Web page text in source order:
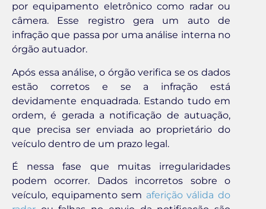
por equipamento eletrônico como radar ou
câmera. Esse registro gera um auto de
infração que passa por uma análise interna no
órgão autuador.
Após essa análise, o órgão verifica se os dados
estão corretos e se a infração está
devidamente enquadrada. Estando tudo em
ordem, é gerada a notificação de autuação,
que precisa ser enviada ao proprietário do
veículo dentro de um prazo legal.
É nessa fase que muitas irregularidades
podem ocorrer. Dados incorretos sobre o
veículo, equipamento sem aferição válida do